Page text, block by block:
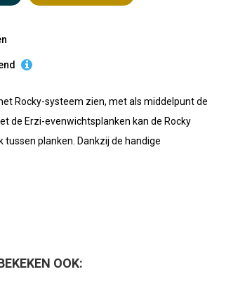
Rocky-systeem zien, met als middelpunt de
de Erzi-evenwichtsplanken kan de Rocky
tussen planken. Dankzij de handige
OOK: